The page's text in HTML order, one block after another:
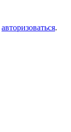
авторизоваться.